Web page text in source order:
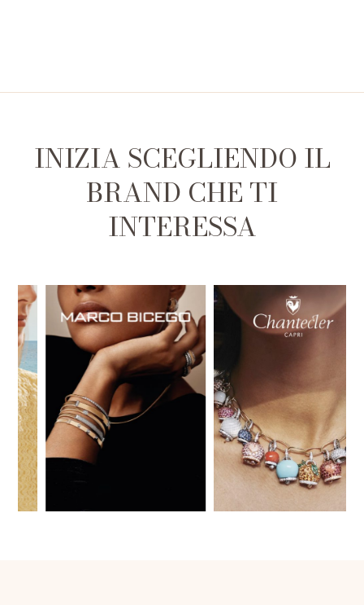
INIZIA SCEGLIENDO IL
BRAND CHE TI
INTERESSA